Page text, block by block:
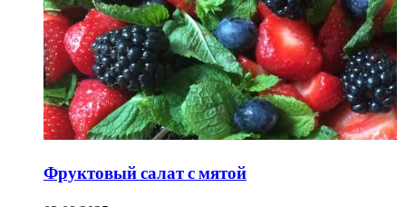
Фруктовый салат с мятой